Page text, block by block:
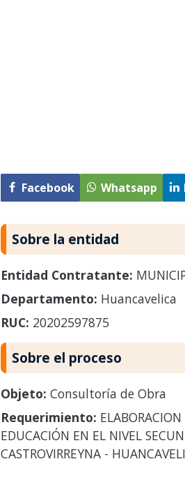
Facebook Whatsapp
Sobre la entidad
Entidad Contratante:
Departamento: Huancavelica
RUC: 20202597875
Sobre el proceso
Objeto: Consultoría de Obra
Requerimiento:
EDUCACIÓN EN EL NIVEL
CASTROVIRREYNA -